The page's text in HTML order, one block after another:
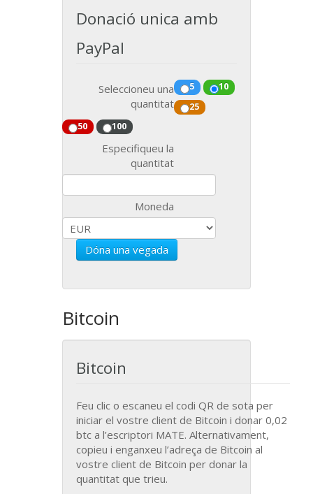
Donació unica amb
PayPal
Seleccioneu una
quantitat
5
10
25
50
100
Especifiqueu la
quantitat
Moneda
Dóna una vegada
Bitcoin
Bitcoin
Feu clic o escaneu el codiQR de sota per
iniciar el vostre client de Bitcoin i donar 0,02
btc a l’escriptori MATE. Alternativament,
copieu i enganxeu l’adreça de Bitcoin al
vostre client de Bitcoin per donar la
quantitat que trieu.